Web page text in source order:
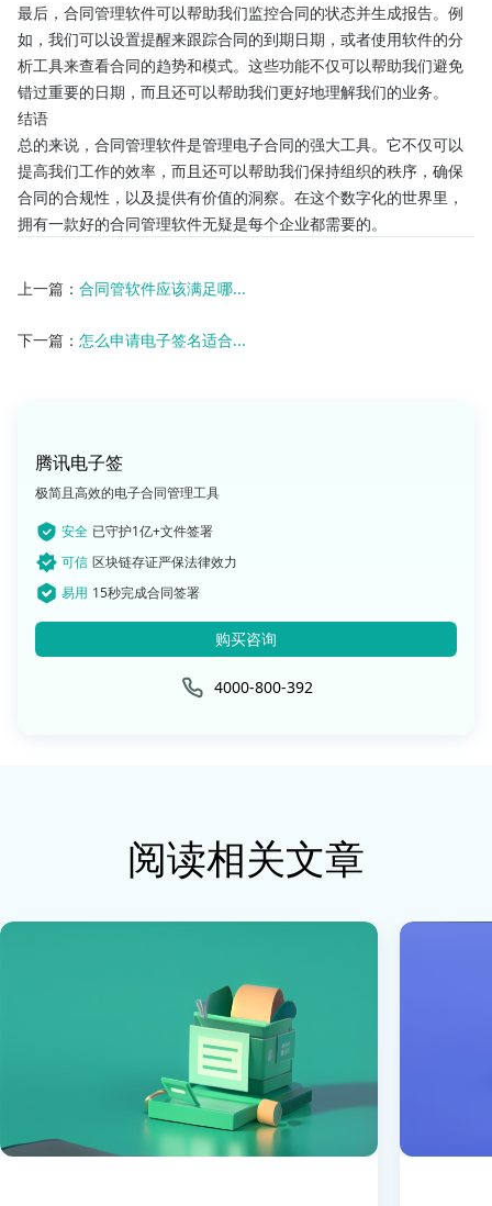
最后，合同管理软件可以帮助我们监控合同的状态并生成报告。例
如，我们可以设置提醒来跟踪合同的到期日期，或者使用软件的分
析工具来查看合同的趋势和模式。这些功能不仅可以帮助我们避免
错过重要的日期，而且还可以帮助我们更好地理解我们的业务。
结语
总的来说，合同管理软件是管理电子合同的强大工具。它不仅可以
提高我们工作的效率，而且还可以帮助我们保持组织的秩序，确保
合同的合规性，以及提供有价值的洞察。在这个数字化的世界里，
拥有一款好的合同管理软件无疑是每个企业都需要的。
上一篇： 合同管软件应该满足哪...
下一篇： 怎么申请电子签名适合...
腾讯电子签
极简且高效的电子合同管理工具
安全 已守护1亿+文件签署
可信 区块链存证严保法律效力
易用 15秒完成合同签署
购买咨询
4000-800-392
阅读相关文章